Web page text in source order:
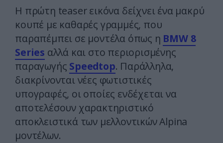
Η πρώτη teaser εικόνα δείχνει ένα μακρύ
κουπέ με καθαρές γραμμές, που
παραπέμπει σε μοντέλα όπως η BMW 8
Series αλλά και στο περιορισμένης
παραγωγής Speedtop. Παράλληλα,
διακρίνονται νέες φωτιστικές
υπογραφές, οι οποίες ενδέχεται να
αποτελέσουν χαρακτηριστικό
αποκλειστικά των μελλοντικών Alpina
μοντέλων.